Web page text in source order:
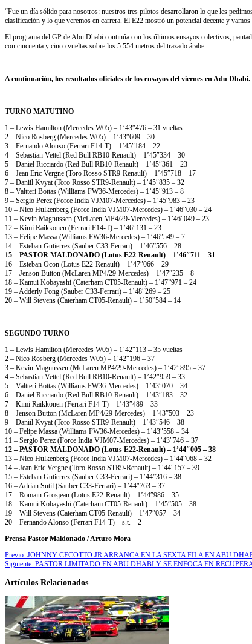
“Fue un día sólido para nosotros: nuestros tres pilotos desarrollaron lo que les
clasificación y lo que veremos en carrera. El E22 mostró un potencial decente y
El programa del GP de Abu Dhabi continúa con los últimos ensayos colectivos,
con cincuenta y cinco vueltas sobre los 5.554 metros del trazado árabe.
A continuación, los resultados oficiales de los ensayos del viernes en Adu
TURNO MATUTINO
1 – Lewis Hamilton (Mercedes W05) – 1’43″476 – 31 vueltas
2 – Nico Rosberg (Mercedes W05) – 1’43″609 – 30
3 – Fernando Alonso (Ferrari F14-T) – 1’45″184 – 22
4 – Sebastian Vettel (Red Bull RB10-Renault) – 1’45″334 – 30
5 – Daniel Ricciardo (Red Bull RB10-Renault) – 1’45″361 – 23
6 – Jean Eric Vergne (Toro Rosso STR9-Renault) – 1’45″718 – 17
7 – Daniil Kvyat (Toro Rosso STR9-Renault) – 1’45″835 – 32
8 – Valtteri Bottas (Williams FW36-Mercedes) – 1’45″913 – 8
9 – Sergio Perez (Force India VJM07-Mercedes) – 1’45″983 – 23
10 – Nico Hulkenberg (Force India VJM07-Mercedes) – 1’46″030 – 24
11 – Kevin Magnussen (McLaren MP4/29-Mercedes) – 1’46″049 – 23
12 – Kimi Raikkonen (Ferrari F14-T) – 1’46″131 – 23
13 – Felipe Massa (Williams FW36-Mercedes) – 1’46″549 – 7
14 – Esteban Gutierrez (Sauber C33-Ferrari) – 1’46”556 – 28
15 – PASTOR MALDONADO (Lotus E22-Renault) – 1’46″711 – 31
16 – Esteban Ocon (Lotus E22-Renault) – 1’47″066 – 29
17 – Jenson Button (McLaren MP4/29-Mercedes) – 1’47”235 – 8
18 – Kamui Kobayashi (Caterham CT05-Renault) – 1’47”971 – 24
19 – Adderly Fong (Sauber C33-Ferrari) – 1’48″269 – 25
20 – Will Stevens (Caterham CT05-Renault) – 1’50”584 – 14
SEGUNDO TURNO
1 – Lewis Hamilton (Mercedes W05) – 1’42″113 – 35 vueltas
2 – Nico Rosberg (Mercedes W05) – 1’42″196 – 37
3 – Kevin Magnussen (McLaren MP4/29-Mercedes) – 1’42″895 – 37
4 – Sebastian Vettel (Red Bull RB10-Renault) – 1’42″959 – 33
5 – Valtteri Bottas (Williams FW36-Mercedes) – 1’43″070 – 34
6 – Daniel Ricciardo (Red Bull RB10-Renault) – 1’43″183 – 32
7 – Kimi Raikkonen (Ferrari F14-T) – 1’43″489 – 33
8 – Jenson Button (McLaren MP4/29-Mercedes) – 1’43”503 – 23
9 – Daniil Kvyat (Toro Rosso STR9-Renault) – 1’43″546 – 38
10 – Felipe Massa (Williams FW36-Mercedes) – 1’43″558 – 34
11 – Sergio Perez (Force India VJM07-Mercedes) – 1’43″746 – 37
12 – PASTOR MALDONADO (Lotus E22-Renault) – 1’44″005 – 38
13 – Nico Hulkenberg (Force India VJM07-Mercedes) – 1’44″068 – 32
14 – Jean Eric Vergne (Toro Rosso STR9-Renault) – 1’44″157 – 39
15 – Esteban Gutierrez (Sauber C33-Ferrari) – 1’44”316 – 38
16 – Adrian Sutil (Sauber C33-Ferrari) – 1’44″763 – 37
17 – Romain Grosjean (Lotus E22-Renault) – 1’44″986 – 35
18 – Kamui Kobayashi (Caterham CT05-Renault) – 1’45”505 – 38
19 – Will Stevens (Caterham CT05-Renault) – 1’47”057 – 34
20 – Fernando Alonso (Ferrari F14-T) – s.t. – 2
Prensa Pastor Maldonado / Arturo Mora
Previo: JOHNNY CECOTTO JR ARRANCA EN LA SEXTA FILA EN ABU
Siguiente: PASTOR LIMITADO EN ABU DHABI Y SE ENFOCA EN
Artículos Relacionados